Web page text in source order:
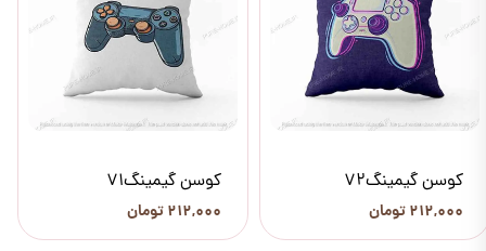
کوسن گیمینگ72
۲۱۲,۰۰۰ تومان
کوسن گیمینگ71
۲۱۲,۰۰۰ تومان